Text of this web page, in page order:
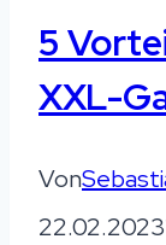
5
XXL-
Von
22.02.2023